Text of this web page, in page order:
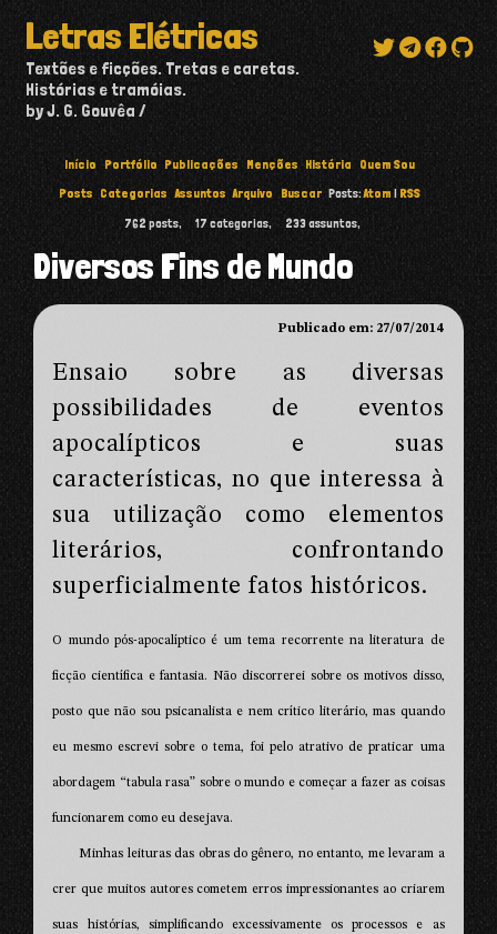
Letras Elétricas
Textões e ficções. Tretas e caretas.
Histórias e tramóias.
by J. G. Gouvêa
Início Portfólio Publicações Menções História
Quem Sou
Posts Categorias Assuntos Arquivo Buscar Posts:Atom | RSS
762 posts, 17 categorias, 233assuntos,
Diversos Fins de Mundo
Publicado em: 27/07/2014
Ensaio sobre as diversas
possibilidades de eventos
apocalípticos e suas
características, no que interessa à
sua utilização como elementos
literários, confrontando
superficialmente fatos históricos.
O mundo pós-apocalíptico é um tema recorrente na literatura de
ficção científica e fantasia. Não discorrerei sobre os motivos disso,
posto que não sou psicanalista e nem crítico literário, mas quando
eu mesmo escrevi sobre o tema, foi pelo atrativo de praticar uma
abordagem “tabula rasa” sobre o mundo e começar a fazer as coisas
funcionarem como eu desejava.
Minhas leituras das obras do gênero, no entanto, me levaram a
crer que muitos autores cometem erros impressionantes ao criarem
suas histórias, simplificando excessivamente os processos e as